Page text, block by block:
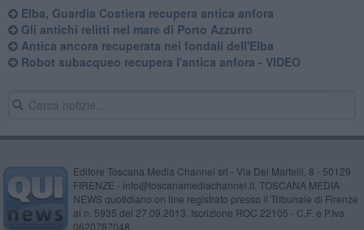
Elba, Guardia Costiera recupera antica anfora
Gli antichi relitti nel mare di Porto Azzurro
Antica ancora recuperata nei fondali dell'Elba
Robot subacqueo recupera l'antica anfora - VIDEO
Editore Toscana Media Channel srl - Via Dei Martelli, 8 - 50129
FIRENZE - info@toscanamediachannel.it. TOSCANA MEDIA
NEWS quotidiano on line registrato presso il Tribunale di Firenze
al n. 5935 del 27.09.2013. Iscrizione ROC 22105 - C.F. e P.Iva
0620787048